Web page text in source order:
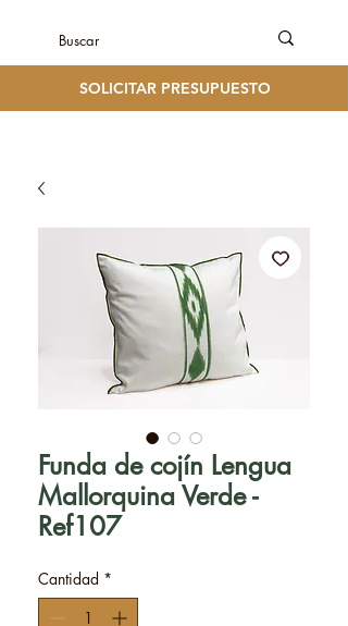
SOLICITAR PRESUPUESTO
Funda de cojín Lengua
Mallorquina Verde -
Ref107
Cantidad *